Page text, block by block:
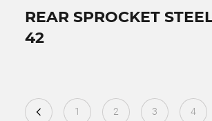
REAR SPROCKET
42
1 2 3 4